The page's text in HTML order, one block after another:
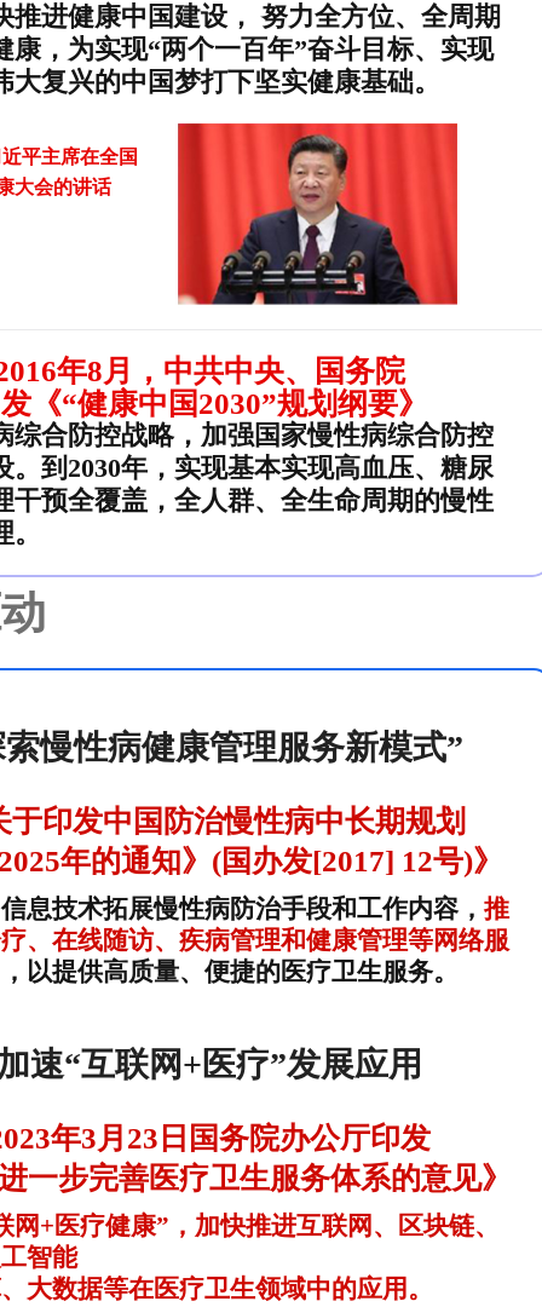
推进健康中国建设， 努力全方位、全周期
康，为实现“两个一百年”奋斗目标、实现
大复兴的中国梦打下坚实健康基础。
平主席在全国
大会的讲话
年8月，中共中央、国务院
《“健康中国2030”规划纲要》
综合防控战略，加强国家慢性病综合防控
。到2030年，实现基本实现高血压、糖尿
干预全覆盖，全人群、全生命周期的慢性
慢性病健康管理服务新模式”
于印发中国防治慢性病中长期规划
年的通知》(国办发[2017] 12号)》
息技术拓展慢性病防治手段和工作内容， 推
、在线随访、疾病管理和健康管理等网络服
，以提供高质量、便捷的医疗卫生服务。
速“互联网+医疗”发展应用
年3月23日国务院办公厅印发
一步完善医疗卫生服务体系的意见》
网+医疗健康”，加快推进互联网、区块链、
智能
大数据等在医疗卫生领域中的应用。